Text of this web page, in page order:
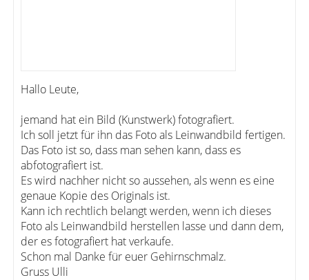
Hallo Leute,
jemand hat ein Bild (Kunstwerk) fotografiert.
Ich soll jetzt für ihn das Foto als Leinwandbild fertigen.
Das Foto ist so, dass man sehen kann, dass es
abfotografiert ist.
Es wird nachher nicht so aussehen, als wenn es eine
genaue Kopie des Originals ist.
Kann ich rechtlich belangt werden, wenn ich dieses
Foto als Leinwandbild herstellen lasse und dann dem,
der es fotografiert hat verkaufe.
Schon mal Danke für euer Gehirnschmalz.
Gruss Ulli